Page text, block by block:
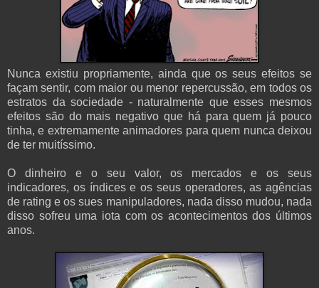
Nunca existiu propriamente, ainda que os seus efeitos se
façam sentir, com maior ou menor repercussão, em todos os
estratos da sociedade - naturalmente que esses mesmos
efeitos são do mais negativo que há para quem já pouco
tinha, e extremamente animadores para quem nunca deixou
de ter muitíssimo.
O dinheiro e o seu valor, os mercados e os seus
indicadores, os índices e os seus operadores, as agências
de rating e os sues manipuladores, nada disso mudou, nada
disso sofreu uma iota com os acontecimentos dos últimos
anos.